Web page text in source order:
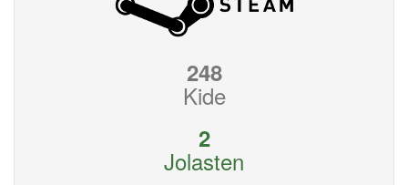
248
Kide
2
Jolasten